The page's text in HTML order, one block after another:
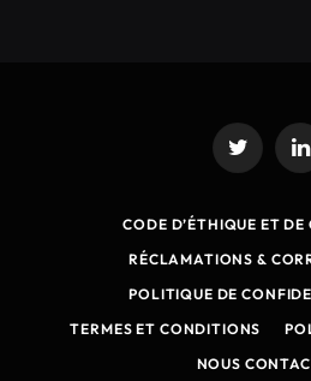
Twitter
CODE D’ÉTHIQUE ET
RÉCLAMATIONS &
POLITIQUE DE
TERMES ET CONDITIONS
NOUS